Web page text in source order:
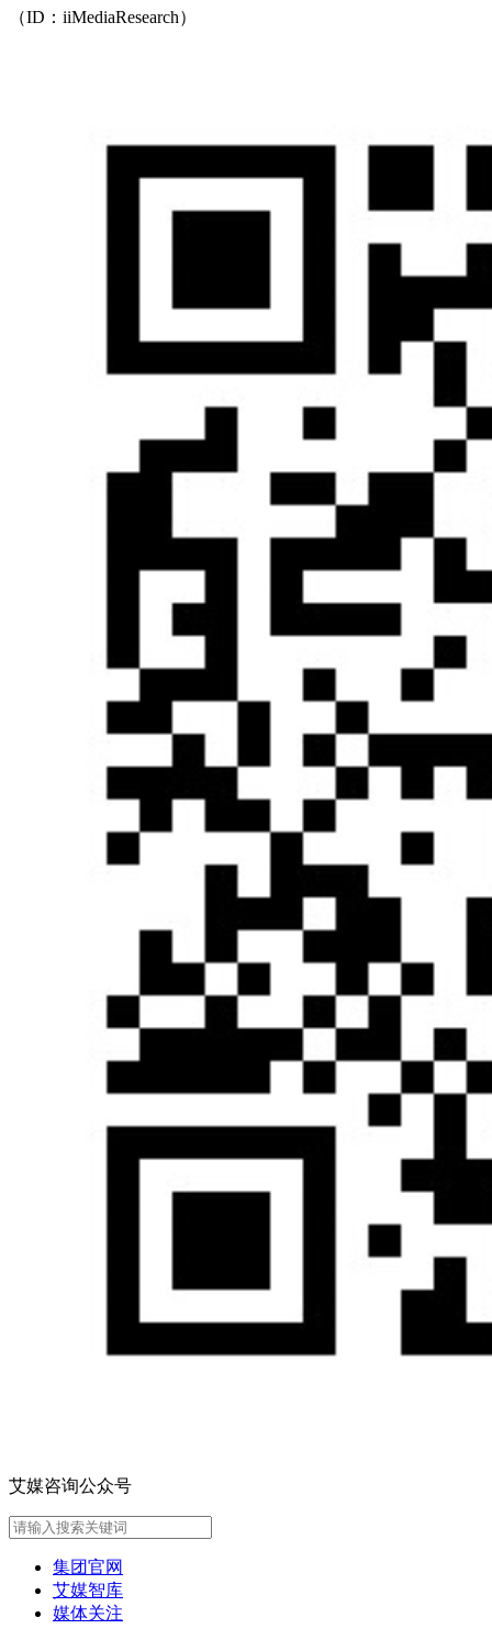
（ID：iiMediaResearch）
艾媒咨询公众号
集团官网
艾媒智库
媒体关注